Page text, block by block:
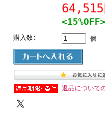
<15%OFF>
購入数: 個
返品について